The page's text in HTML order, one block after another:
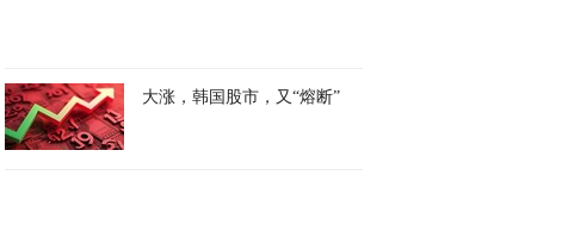
大涨，韩国股市，又“熔断”